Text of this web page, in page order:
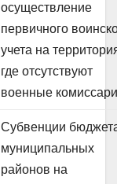
осуществление
первичного
учета на
где отсутствуют
военные
Субвенции
муниципальных
районов на